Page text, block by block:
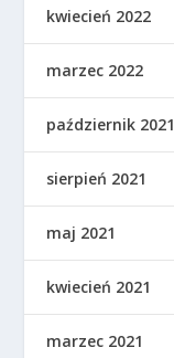
kwiecień 2022
marzec 2022
październik 2021
sierpień 2021
maj 2021
kwiecień 2021
marzec 2021